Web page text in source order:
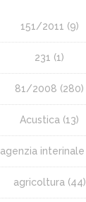
151/2011 (9)
231 (1)
81/2008 (280)
Acustica (13)
agenzia interinale
agricoltura (44)